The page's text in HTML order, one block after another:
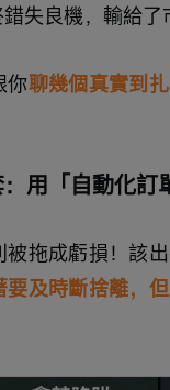
失良機，輸給了
你聊幾個真實到
用「自動化訂
拖成虧損！該
要及時斷捨離，